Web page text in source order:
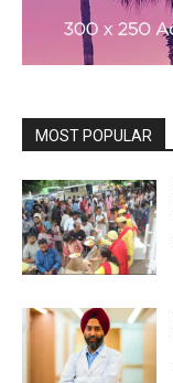
MOST POPULAR